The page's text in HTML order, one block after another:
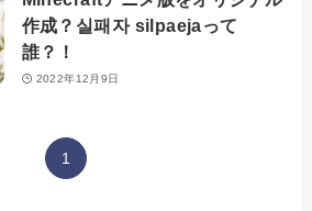
作成？실패자 silpaejaって
誰？！
2022年12月9日
1